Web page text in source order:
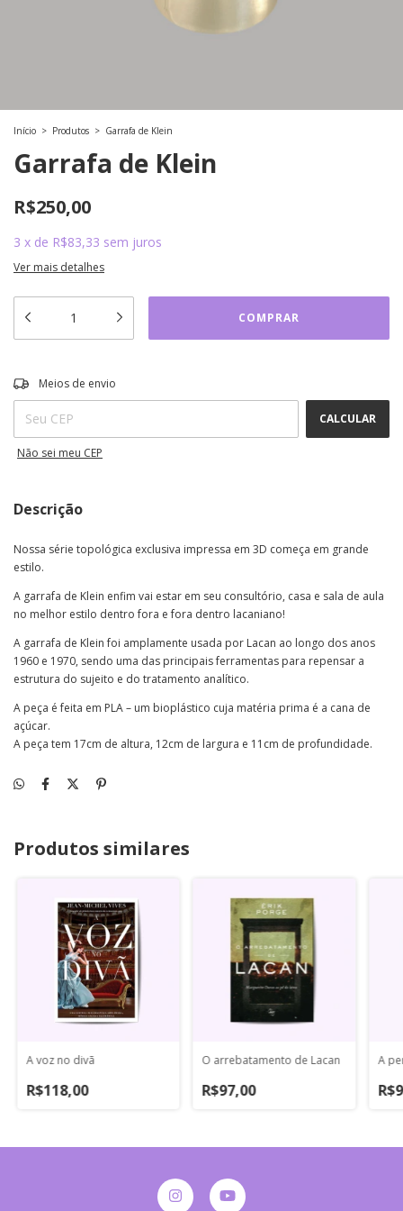
Início > Produtos > Garrafa de Klein
Garrafa de Klein
R$250,00
3 x de R$83,33 sem juros
Ver mais detalhes
Entregas para o CEP:
Meios de envio
CALCULAR
Não sei meu CEP
Descrição
Nossa série topológica exclusiva impressa em 3D começa em grande
estilo.
A garrafa de Klein enfim vai estar em seu consultório, casa e sala de aula
no melhor estilo dentro fora e fora dentro lacaniano!
A garrafa de Klein foi amplamente usada por Lacan ao longo dos anos
1960 e 1970, sendo uma das principais ferramentas para repensar a
estrutura do sujeito e do tratamento analítico.
A peça é feita em PLA – um bioplástico cuja matéria prima é a cana de
açúcar.
A peça tem 17cm de altura, 12cm de largura e 11cm de profundidade.
Produtos similares
A voz no divã
R$118,00
O arrebatamento de Lacan
R$97,00
A